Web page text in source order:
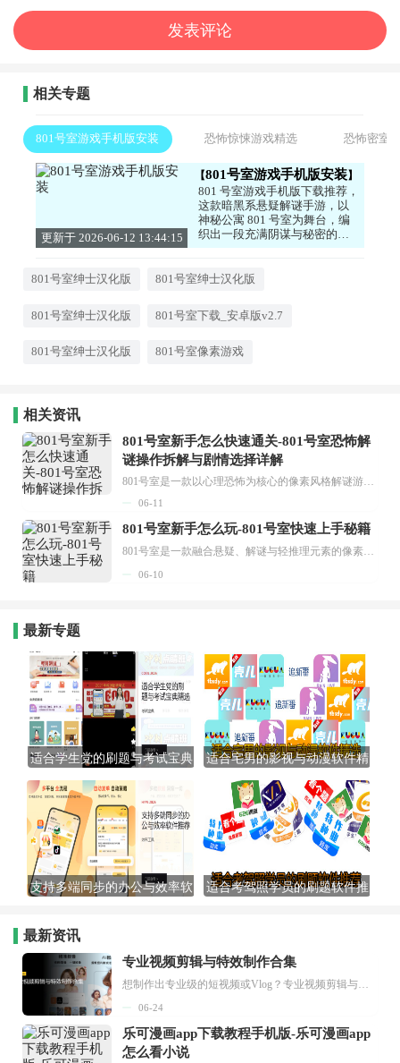
相关专题
801号室游戏手机版安装 恐怖惊悚游戏精选 恐怖密室
更新于 2026-06-12 13:44:15
801号室游戏手机版安装
801 号室游戏手机版下载推荐，
这款暗黑系悬疑解谜手游，以
神秘公寓 801 号室为舞台，编
织出一段充满阴谋与秘密的惊
悚故事。玩家将化身被困租
索，与性格各异的邻居互动，
亡循环的真相。游戏采用精致
围营造极致，搭配扣人心弦的
键下载即可沉浸式体验这场烧
脑又惊悚的悬疑解谜盛宴。
801号室绅士汉化版 801号室绅士汉化版
801号室绅士汉化版 801号室下载_安卓版v2.7
801号室绅士汉化版 801号室像素游戏
相关资讯
801号室新手怎么快速通关-801号室恐怖解
谜操作拆解与剧情选择详解
06-11
801号室新手怎么玩-801号室快速上手秘籍
801号室是一款融合悬疑、解谜与轻推理元素的像素风剧情互动手游，玩家将化身意外闯入神秘公寓801室的租客，在充满年代感的80年代风格场景中，通过第一人称视角探索废弃客房、收集线索、解开机关，逐步揭开公寓背后隐藏的惊人秘密。游戏以多线叙事为核心，每个对话选项直接影响角色好感度与剧情走向，配合精致的角色立绘、动态光影效果与恰到好处的背景音乐，营造出浓郁的都市悬疑氛围。玩家需在碎片化线索中拼凑真相，通过理智值系统感受压迫感，多周目探索可解锁隐藏结局，体验越想越怕的慢性恐怖与深度推理乐趣。想要深入这款游戏的玩家，请跟随本文开启这段神秘的探索之旅。...
06-10
最新专题
适合学生党的刷题与考试宝典
适合宅男的影视与动漫软件精
支持多端同步的办公与效率软
适合考驾照学员的刷题软件推
最新资讯
专业视频剪辑与特效制作合集
想制作出专业级的短视频或Vlog？专业视频剪辑与特效制作大全专题为你提供了从剪辑、抠像到特效包装的全套解决方案。无论是添加炫酷的片头、进行精准的视频抠图，还是制...
06-24
乐可漫画app下载教程手机版-乐可漫画app
怎么看小说